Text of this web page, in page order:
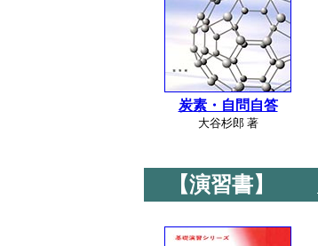
炭素・自問自答
大谷杉郎 著
【演習書】